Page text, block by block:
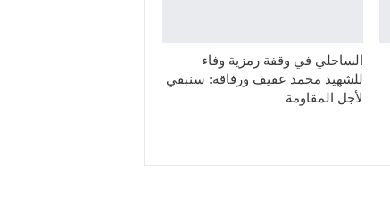
الساحلي في وقفة رمزية وفاء
للشهيد محمد عفيف ورفاقه: سنبقي
لأجل المقاومة